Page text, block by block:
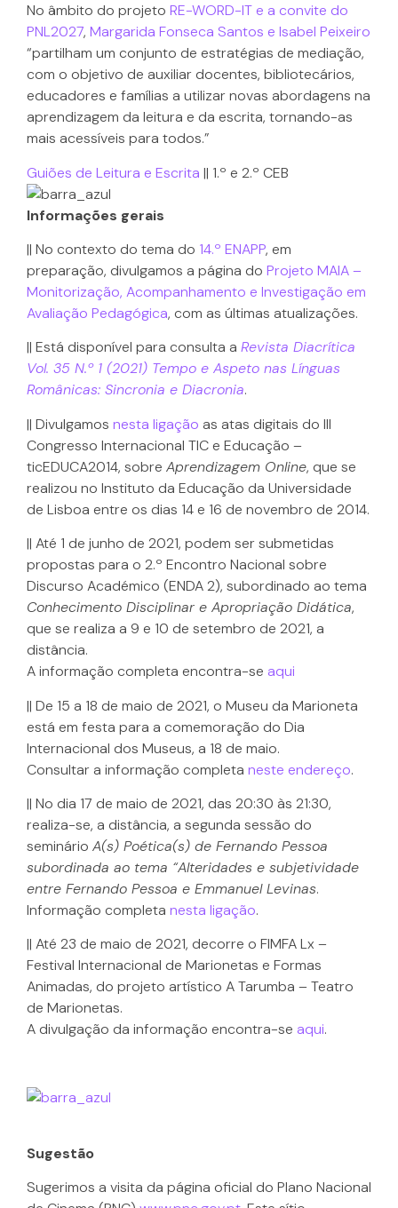
No âmbito do projeto RE-WORD-IT e a convite do
PNL2027, Margarida Fonseca Santos e Isabel Peixeiro
“partilham um conjunto de estratégias de mediação,
com o objetivo de auxiliar docentes, bibliotecários,
educadores e famílias a utilizar novas abordagens na
aprendizagem da leitura e da escrita, tornando-as
mais acessíveis para todos.”
Guiões de Leitura e Escrita || 1.º e 2.º CEB
Informações gerais
|| No contexto do tema do 14.º ENAPP, em
preparação, divulgamos a página do Projeto MAIA –
Monitorização, Acompanhamento e Investigação em
Avaliação Pedagógica, com as últimas atualizações.
|| Está disponível para consulta a Revista Diacrítica
Vol. 35 N.º 1 (2021) Tempo e Aspeto nas Línguas
Românicas: Sincronia e Diacronia.
|| Divulgamos nesta ligação as atas digitais do III
Congresso Internacional TIC e Educação –
ticEDUCA2014, sobre Aprendizagem Online, que se
realizou no Instituto da Educação da Universidade
de Lisboa entre os dias 14 e 16 de novembro de 2014.
|| Até 1 de junho de 2021, podem ser submetidas
propostas para o 2.º Encontro Nacional sobre
Discurso Académico (ENDA 2), subordinado ao tema
Conhecimento Disciplinar e Apropriação Didática,
que se realiza a 9 e 10 de setembro de 2021, a
distância.
A informação completa encontra-se aqui
|| De 15 a 18 de maio de 2021, o Museu da Marioneta
está em festa para a comemoração do Dia
Internacional dos Museus, a 18 de maio.
Consultar a informação completa neste endereço.
|| No dia 17 de maio de 2021, das 20:30 às 21:30,
realiza-se, a distância, a segunda sessão do
seminário A(s) Poética(s) de Fernando Pessoa
subordinada ao tema “Alteridades e subjetividade
entre Fernando Pessoa e Emmanuel Levinas.
Informação completa nesta ligação.
|| Até 23 de maio de 2021, decorre o FIMFA Lx –
Festival Internacional de Marionetas e Formas
Animadas, do projeto artístico A Tarumba – Teatro
de Marionetas.
A divulgação da informação encontra-se aqui.
Sugestão
Sugerimos a visita da página oficial do Plano Nacional